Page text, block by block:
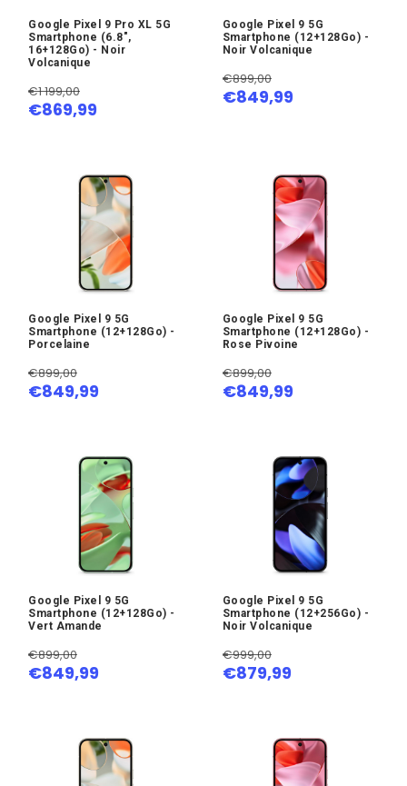
Google Pixel 9 Pro XL 5G
Smartphone (6.8",
16+128Go) - Noir
Volcanique
€869,99
€1 199,00
Google Pixel 9 5G
Smartphone (12+128Go) -
Noir Volcanique
€849,99
€899,00
Google Pixel 9 5G
Smartphone (12+128Go) -
Porcelaine
€849,99
€899,00
Google Pixel 9 5G
Smartphone (12+128Go) -
Rose Pivoine
€849,99
€899,00
Google Pixel 9 5G
Smartphone (12+128Go) -
Vert Amande
€849,99
€899,00
Google Pixel 9 5G
Smartphone (12+256Go) -
Noir Volcanique
€879,99
€999,00